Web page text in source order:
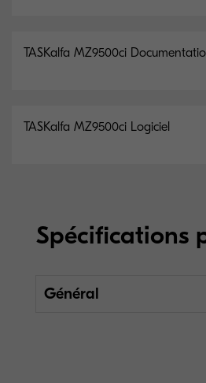
TASKalfa MZ9500ci
TASKalfa MZ9500ci Logiciel
Spécifications
Général